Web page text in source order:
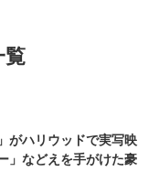
覧
がハリウッドで実写映
」などえを手がけた豪